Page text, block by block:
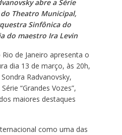
abre a Série
do Theatro Municipal,
Sinfônica do
do maestro Ira Levin
de Janeiro apresenta o
dia 13 de março, às 20h,
Radvanovsky,
“Grandes Vozes”,
maiores destaques
como uma das